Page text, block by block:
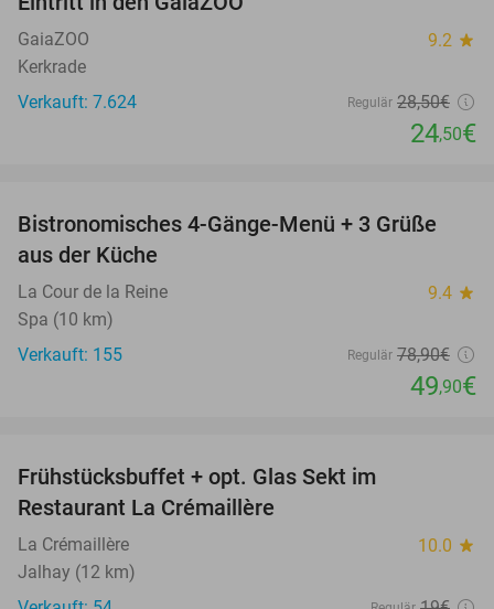
GaiaZOO 9.2 star
Kerkrade
Verkauft: 7.624
Regulär 28,50€
24,50€
37%
Bistronomisches 4-Gänge-Menü + 3 Grüße
aus der Küche
La Cour de la Reine 9.4 star
Spa (10 km)
Verkauft: 155
Regulär 78,90€
49,90€
Frühstücksbuffet + opt. Glas Sekt im
Restaurant La Crémaillère
La Crémaillère 10.0 star
Jalhay (12 km)